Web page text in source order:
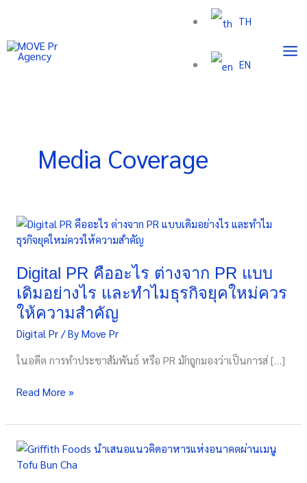
content
TH
EN
Media Coverage
Digital PR คืออะไร ต่างจาก PR แบบ
เดิมอย่างไร และทำไมธุรกิจยุคใหม่ควร
ให้ความสำคัญ
Digital Pr/ ByMove Pr
ในอดีต การทำประชาสัมพันธ์ หรือ PR มักถูกมองว่าเป็นการส่ […]
Digital
PR
อะไร
ต่าง
จาก
PR
แบบ
อย่างไร
ทำไม
ยุค
ใหม่
ควร
Read More »
กริฟฟิทท์
ฟู้ดส์